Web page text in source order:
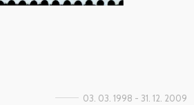
03. 03. 1998 - 31. 12. 2009